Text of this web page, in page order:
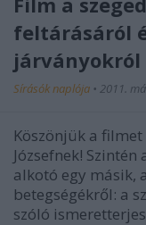
feltárásáról
járványokról
Sírásók naplója • 2011.
Köszönjük a
Józsefnek!
alkotó egy másik,
betegségékről: a
szóló